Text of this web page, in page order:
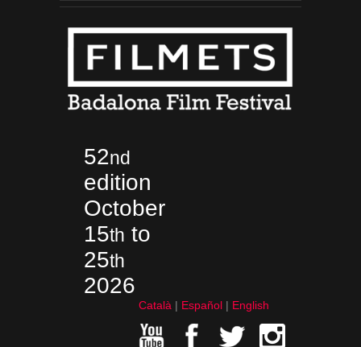
52nd
edition
October
15th to
25th
2026
Català Español English